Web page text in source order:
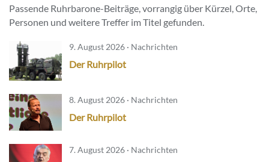
Passende Ruhrbarone-Beiträge, vorrangig über Kürzel, Orte,
Personen und weitere Treffer im Titel gefunden.
9. August 2026 · Nachrichten
Der Ruhrpilot
8. August 2026 · Nachrichten
Der Ruhrpilot
7. August 2026 · Nachrichten